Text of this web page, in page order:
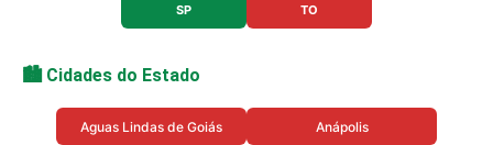
SP TO
🏙️ Cidades do Estado
Aguas Lindas de Goiás Anápolis